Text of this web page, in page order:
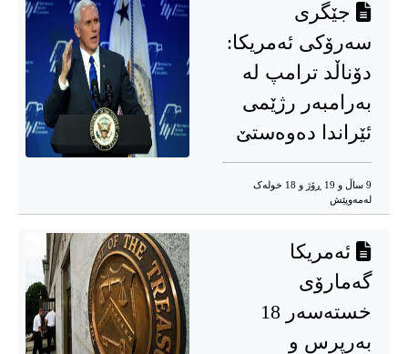
جێگری
سەرۆکی ئەمریکا:
دۆناڵد ترامپ لە
بەرامبەر رژێمی
ئێراندا دەوەستێ
9 ساڵ و 19 ڕۆژ و 18 خوله‌ک
له‌مه‌وپێش‌
ئەمریکا
گەمارۆی
خستەسەر 18
بەرپرس و